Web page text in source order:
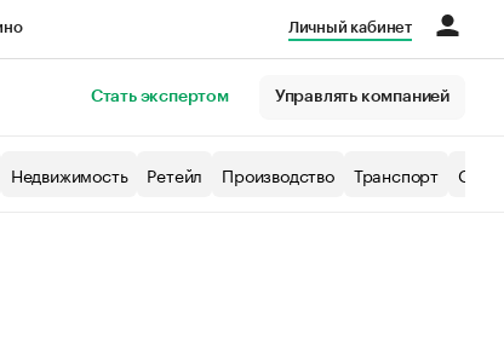
Личный кабинет
Стать экспертом Управлять компанией
Недвижимость Ретейл Производство Транспорт